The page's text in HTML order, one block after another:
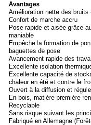
Avantages
Amélioration nette des bruits
Confort de marche accru
Pose rapide et aisée grâce
maniable
Empêche la formation de
baguettes de pose
Avancement rapide des
Excellente isolation
Excellente capacité de
chaleur en été et contre le
Ouvert à la diffusion et
En bois, matière première
Recyclable
Sans risque suivant les
Fabriqué en Allemagne